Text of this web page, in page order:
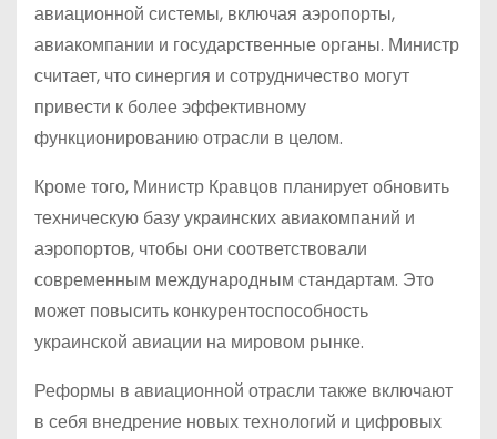
авиационной системы, включая аэропорты,
авиакомпании и государственные органы. Министр
считает, что синергия и сотрудничество могут
привести к более эффективному
функционированию отрасли в целом.
Кроме того, Министр Кравцов планирует обновить
техническую базу украинских авиакомпаний и
аэропортов, чтобы они соответствовали
современным международным стандартам. Это
может повысить конкурентоспособность
украинской авиации на мировом рынке.
Реформы в авиационной отрасли также включают
в себя внедрение новых технологий и цифровых